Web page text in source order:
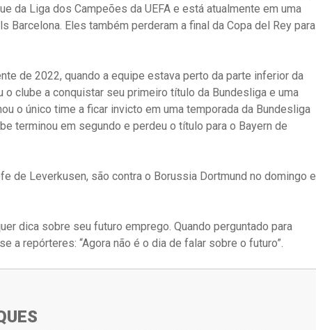
da Liga dos Campeões da UEFA e está atualmente em uma
Barcelona. Eles também perderam a final da Copa del Rey para
de 2022, quando a equipe estava perto da parte inferior da
o clube a conquistar seu primeiro título da Bundesliga e uma
o único time a ficar invicto em uma temporada da Bundesliga
terminou em segundo e perdeu o título para o Bayern de
de Leverkusen, são contra o Borussia Dortmund no domingo e
dica sobre seu futuro emprego. Quando perguntado para
a repórteres: “Agora não é o dia de falar sobre o futuro”.